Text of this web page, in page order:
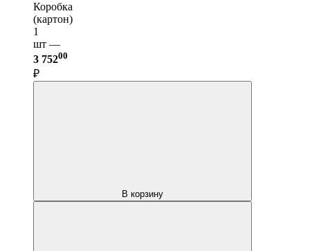
Коробка
(картон)
1
шт —
3 75200
₽
В корзину